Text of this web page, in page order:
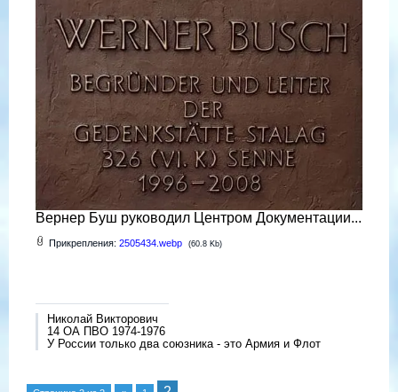
Вернер Буш руководил Центром Документации...
Прикрепления: 2505434.webp (60.8 Kb)
Николай Викторович
14 ОА ПВО 1974-1976
У России только два союзника - это Армия и Флот